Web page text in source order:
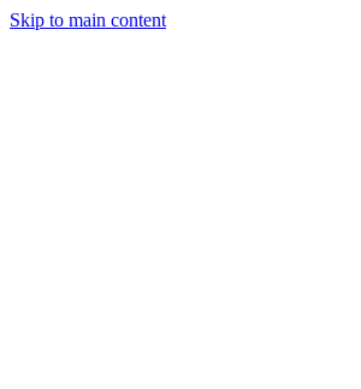
Skip to main content